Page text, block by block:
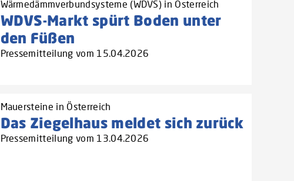
Wärmedämmverbundsysteme (WDVS) in Österreich
WDVS-Markt spürt Boden unter
den Füßen
Pressemitteilung vom 15.04.2026
Mauersteine in Österreich
Das Ziegelhaus meldet sich zurück
Pressemitteilung vom 13.04.2026